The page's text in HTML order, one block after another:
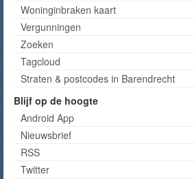
Woninginbraken kaart
Vergunningen
Zoeken
Tagcloud
Straten & postcodes in Barendrecht
Blijf op de hoogte
Android App
Nieuwsbrief
RSS
Twitter